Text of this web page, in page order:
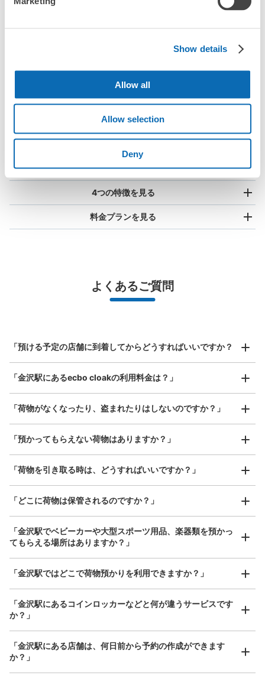
Show details
Allow all
Allow selection
Deny
保管できる荷物数
大 :10/ ¥600中:12/ ¥500小:10 / ¥400
支払い方法
現金, ICカード
金沢駅あんとコインロッカー
本日の営業時間:00:00〜00:00
駐輪場側、屋外にあります
以上の預け場所
コインロッカー
代わりにお預け
荷物もOK
使い方を見る
スマホからお店と日時を
指定して事前予約
お店で荷物の写真を
4つの特徴を見る
全国1,000箇所以上と提携
好立地 / 好条件店舗も多数
料金プランを見る
最大辺が45cm未満の大きさのお荷物（リュック、ハンド
バッグ、お手荷物など）
¥800/ 日
器、ベビーカーなど）
よくあるご質問
「預ける予定の店舗に到着してからどうすればいいですか？
「金沢駅にあるecbo cloakの利用料金は？」
「荷物がなくなったり、盗まれたりはしないのですか？」
「預かってもらえない荷物はありますか？」
「荷物を引き取る時は、どうすればいいですか？」
「どこに荷物は保管されるのですか？」
「金沢駅でベビーカーや大型スポーツ用品、楽器類を預かっ
てもらえる場所はありますか？」
「金沢駅ではどこで荷物預かりを利用できますか？」
「金沢駅にあるコインロッカーなどと何が違うサービスです
か？」
「金沢駅にある店舗は、何日前から予約の作成ができます
か？」